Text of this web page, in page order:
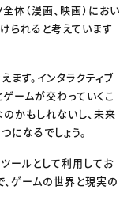
体（漫画、映画）におい
られると考えています
す。インタラクティブ
ームが交わっていくこ
かもしれないし、未来
になるでしょう。
ールとして利用してお
ゲームの世界と現実の